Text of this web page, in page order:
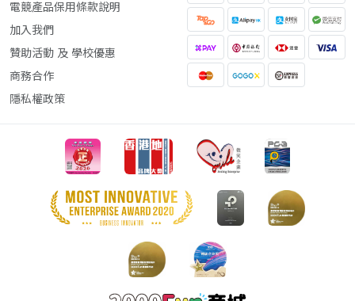
電競產品保用條款說明
加入我們
贊助活動 及 學校優惠
商務合作
隱私權政策